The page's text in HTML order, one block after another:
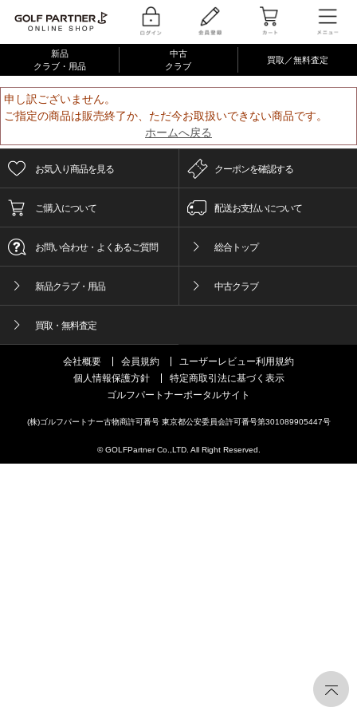
新品
クラブ・用品
中古
クラブ
買取／無料査定
申し訳ございません。
ご指定の商品は販売終了か、ただ今お取扱いできない商品です。
ホームへ戻る
お気入り商品を見る クーポンを確認する
ご購入について 配送お支払いについて
お問い合わせ・よくあるご質問 総合トップ
新品クラブ・用品 中古クラブ
買取・無料査定
会社概要 会員規約
ユーザーレビュー利用規約
個人情報保護方針
特定商取引法に基づく表示
ゴルフパートナーポータルサイト
(株)ゴルフパートナー古物商許可番号 東京都公安委員会許可番号第301089905447号
© GOLFPartner Co.,LTD. All Right Reserved.